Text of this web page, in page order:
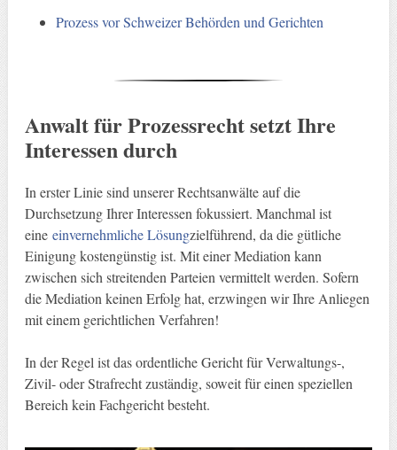
Prozess vor Schweizer Behörden und Gerichten
Anwalt für Prozessrecht setzt Ihre
Interessen durch
In erster Linie sind unserer Rechtsanwälte auf die
Durchsetzung Ihrer Interessen fokussiert. Manchmal ist
eineeinvernehmliche Lösungzielführend, da die gütliche
Einigung kostengünstig ist. Mit einer Mediation kann
zwischen sich streitenden Parteien vermittelt werden. Sofern
die Mediation keinen Erfolg hat, erzwingen wir Ihre Anliegen
mit einem gerichtlichen Verfahren!
In der Regel ist das ordentliche Gericht für Verwaltungs-,
Zivil- oder Strafrecht zuständig, soweit für einen speziellen
Bereich kein Fachgericht besteht.